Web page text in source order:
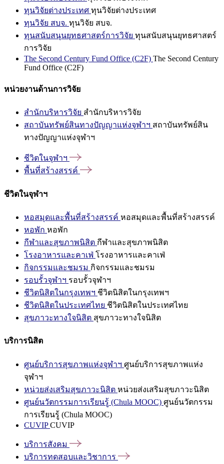
ทุนวิจัยต่างประเทศ ทุนวิจัยต่างประเทศ
ทุนวิจัย สบจ. ทุนวิจัย สบจ.
ทุนสนับสนุนยุทธศาสตร์การวิจัย ทุนสนับสนุนยุทธศาสตร์
การวิจัย
The Second Century Fund Office (C2F) The Second Century
Fund Office (C2F)
หน่วยงานด้านการวิจัย
สำนักบริหารวิจัย สำนักบริหารวิจัย
สถาบันทรัพย์สินทางปัญญาแห่งจุฬาฯ สถาบันทรัพย์สิน
ทางปัญญาแห่งจุฬาฯ
ชีวิตในจุฬาฯ
พื้นที่สร้างสรรค์
ชีวิตในจุฬาฯ
หอสมุดและพื้นที่สร้างสรรค์ หอสมุดและพื้นที่สร้างสรรค์
หอพัก หอพัก
กีฬาและสุขภาพนิสิต กีฬาและสุขภาพนิสิต
โรงอาหารและคาเฟ่ โรงอาหารและคาเฟ่
กิจกรรมและชมรม กิจกรรมและชมรม
รอบรั้วจุฬาฯ รอบรั้วจุฬาฯ
ชีวิตนิสิตในกรุงเทพฯ ชีวิตนิสิตในกรุงเทพฯ
ชีวิตนิสิตในประเทศไทย ชีวิตนิสิตในประเทศไทย
สุขภาวะทางใจนิสิต สุขภาวะทางใจนิสิต
บริการนิสิต
ศูนย์บริการสุขภาพแห่งจุฬาฯ ศูนย์บริการสุขภาพแห่ง
จุฬาฯ
หน่วยส่งเสริมสุขภาวะนิสิต หน่วยส่งเสริมสุขภาวะนิสิต
ศูนย์นวัตกรรมการเรียนรู้ (Chula MOOC) ศูนย์นวัตกรรม
การเรียนรู้ (Chula MOOC)
CUVIPCUVIP
บริการสังคม
บริการทดสอบและวิชาการ